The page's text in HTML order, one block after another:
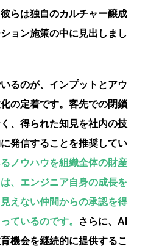
らは独自のカルチャー醸成
ョン施策の中に見出しまし
るのが、インプットとアウ
の定着です。客先での閉鎖
、得られた知見を社内の技
発信することを推奨してい
ノウハウを組織全体の財産
、エンジニア自身の成長を
えない仲間からの承認を得
ているのです。
さらに、AI
機会を継続的に提供するこ